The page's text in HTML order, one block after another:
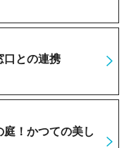
口との連携
！かつての美し